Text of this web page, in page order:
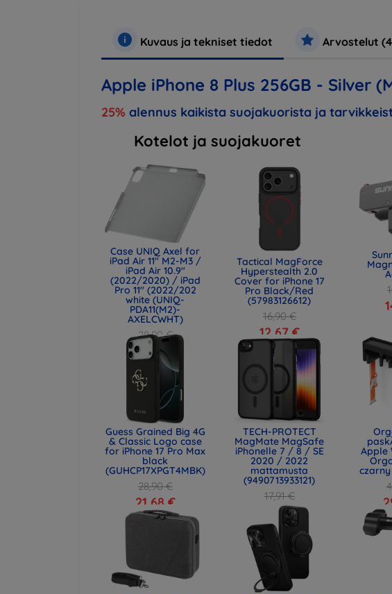
Kuvaus ja tekniset tiedot Arvostelut
Apple iPhone 8 Plus 256GB - Silver
25% alennus kaikista suojakuorista ja
Kotelot ja suojakuoret
Case UNIQ Axel for
iPad Air 11" M2-M3 /
iPad Air 10.9"
(2022/2020) / iPad
Pro 11" (2022/202
white (UNIQ-
PDA11(M2)-
AXELCWHT)
28,90 €
21,68 €
Tactical MagForce
Hyperstealth 2.0
Cover for iPhone 17
Pro Black/Red
(57983126612)
16,90 €
12,67 €
Guess Grained Big 4G
& Classic Logo case
for iPhone 17 Pro Max
black
(GUHCP17XPGT4MBK)
28,90 €
21,68 €
TECH-PROTECT
MagMate MagSafe
iPhonelle 7 / 8 / SE
2020 / 2022
mattamusta
(9490713933121)
17,91 €
13,43 €
Apple
czarny